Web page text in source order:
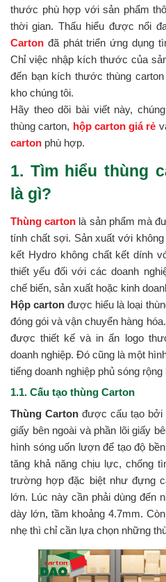
thước phù hợp với sản phẩm
thời gian. Thấu hiểu được nổi
Carton đã phát triển ứng dụng
Chỉ việc nhập kích thước của
đến bạn kích thước thùng
kho chúng tôi.
Hãy theo dõi bài viết này,
thùng carton, hộp carton giá rẻ
carton phù hợp.
1. Tìm hiểu thùng
là gì?
Thùng carton là sản phẩm mà
tính chất sợi. Sản xuất với
kết Hydro không chất kết dính
thiết yếu đối với các doanh
chế biến, sản xuất hoặc kinh
Hộp carton được hiểu là loại
đóng gói và vận chuyển hàng
được thiết kế và in ấn logo
doanh nghiệp. Đó cũng là một
tiếng doanh nghiệp phủ sóng
1.1. Cấu tạo thùng Carton
Thùng Carton được cấu tạo bởi
giấy bên ngoài và phần lõi giấy
hình sóng uốn lượn để tạo độ
tăng khả năng chịu lực, chống
trường hợp đặc biệt như đựng
lớn. Lúc này cần phải dùng đến
dày lớn, tầm khoảng 4.7mm.
nhẹ thì chỉ cần lựa chọn những